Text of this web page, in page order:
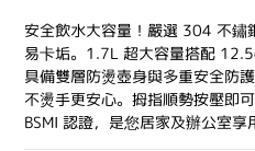
安全飲水大容量！嚴選 304 不鏽
易卡垢。1.7L 超大容量搭配
具備雙層防燙壺身與多重安全防
不燙手更安心。拇指順勢按壓即
BSMI 認證，是您居家及辦公室享